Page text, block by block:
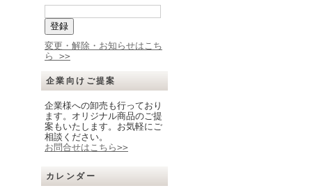
変更・解除・お知らせはこち
ら >>
企業向けご提案
企業様への卸売も行っており
ます。オリジナル商品のご提
案もいたします。お気軽にご
相談ください。
お問合せはこちら>>
カレンダー